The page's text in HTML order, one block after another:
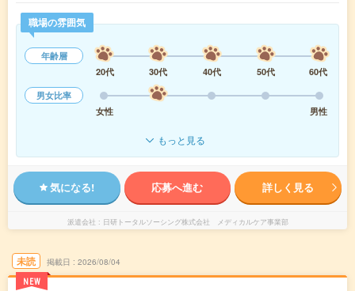
職場の雰囲気
年齢層
20代
30代 40代 50代
60代
男女比率
女性
男性
もっと見る
気になる! 応募へ進む 詳しく見る
派遣会社 日研トータルソーシング株式会社 メディカルケア事業部
未読
NEW
掲載日 2026/08/04